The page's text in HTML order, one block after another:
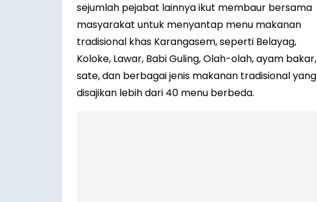
sejumlah pejabat lainnya ikut membaur bersama
masyarakat untuk menyantap menu makanan
tradisional khas Karangasem, seperti Belayag,
Koloke, Lawar, Babi Guling, Olah-olah, ayam bakar,
sate, dan berbagai jenis makanan tradisional yang
disajikan lebih dari 40 menu berbeda.